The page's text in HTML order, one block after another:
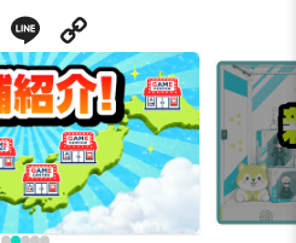
X Line